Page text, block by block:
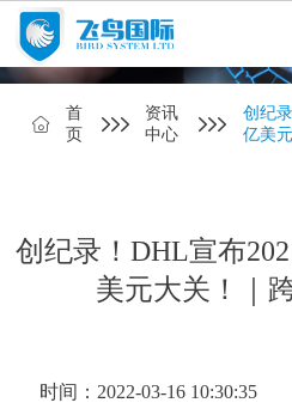
首
页
资讯
中心
创纪
亿美
创纪录！DHL宣布
美元大关！｜
时间：2022-03-16 10:30:35